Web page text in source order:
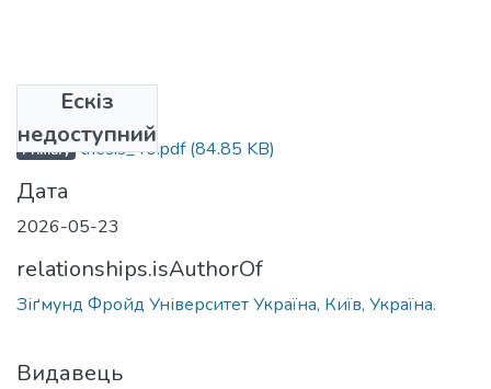
Ескіз
недоступний
Файли
Primary thesis_40.pdf(84.85 KB)
Дата
2026-05-23
relationships.isAuthorOf
Зіґмунд Фройд Університет Україна, Київ, Україна.
Видавець